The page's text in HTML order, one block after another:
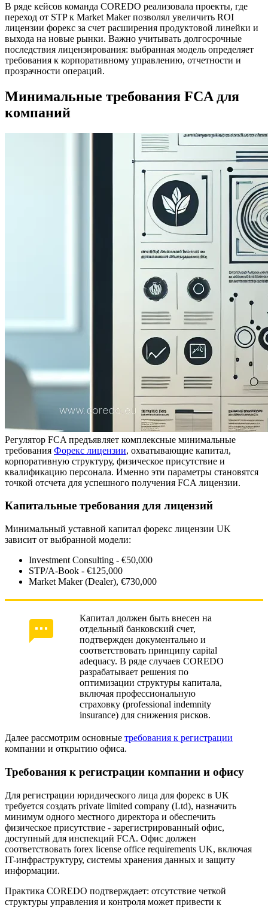
В ряде кейсов команда COREDO реализовала проекты, где
переход от STP к Market Maker позволял увеличить ROI
лицензии форекс за счет расширения продуктовой линейки и
выхода на новые рынки. Важно учитывать долгосрочные
последствия лицензирования: выбранная модель определяет
требования к корпоративному управлению, отчетности и
прозрачности операций.
Минимальные требования FCA для
компаний
Регулятор FCA предъявляет комплексные минимальные
требования Форекс лицензии, охватывающие капитал,
корпоративную структуру, физическое присутствие и
квалификацию персонала. Именно эти параметры становятся
точкой отсчета для успешного получения FCA лицензии.
Капитальные требования для лицензий
Минимальный уставной капитал форекс лицензии UK
зависит от выбранной модели:
Investment Consulting - €50,000
STP/A-Book - €125,000
Market Maker (Dealer), €730,000
Капитал должен быть внесен на
отдельный банковский счет,
подтвержден документально и
соответствовать принципу capital
adequacy. В ряде случаев COREDO
разрабатывает решения по
оптимизации структуры капитала,
включая профессиональную
страховку (professional indemnity
insurance) для снижения рисков.
Далее рассмотрим основные требования к регистрации
компании и открытию офиса.
Требования к регистрации компании и офису
Для регистрации юридического лица для форекс в UK
требуется создать private limited company (Ltd), назначить
минимум одного местного директора и обеспечить
физическое присутствие - зарегистрированный офис,
доступный для инспекций FCA. Офис должен
соответствовать forex license office requirements UK, включая
IT-инфраструктуру, системы хранения данных и защиту
информации.
Практика COREDO подтверждает: отсутствие четкой
структуры управления и контроля может привести к